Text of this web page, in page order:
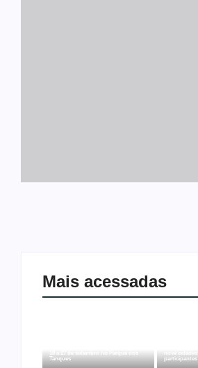
Mais acessadas
Tanques
participantes